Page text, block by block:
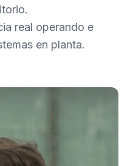
real operando e
en planta.